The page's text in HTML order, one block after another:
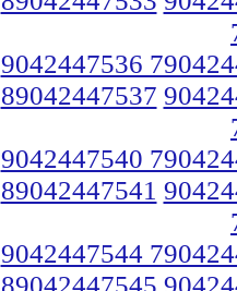
9042447536
89042447537
9042447540
89042447541
9042447544
89042447545